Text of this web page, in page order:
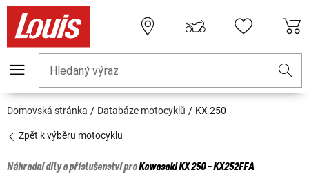
Hledaný výraz
Domovská stránka Databáze motocyklů KX 250
Zpět k výběru motocyklu
Náhradní díly a příslušenství proKawasakiKX 250 - KX252FFA